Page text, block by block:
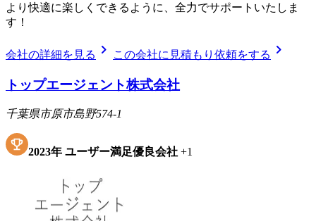
より快適に楽しくできるように、全力でサポートいたしま
す！
会社の詳細を見る chevron_right この会社に見積もり依頼をする chevron_right
トップエージェント株式会社
千葉県市原市島野574-1
2023年 ユーザー満足優良会社 +1